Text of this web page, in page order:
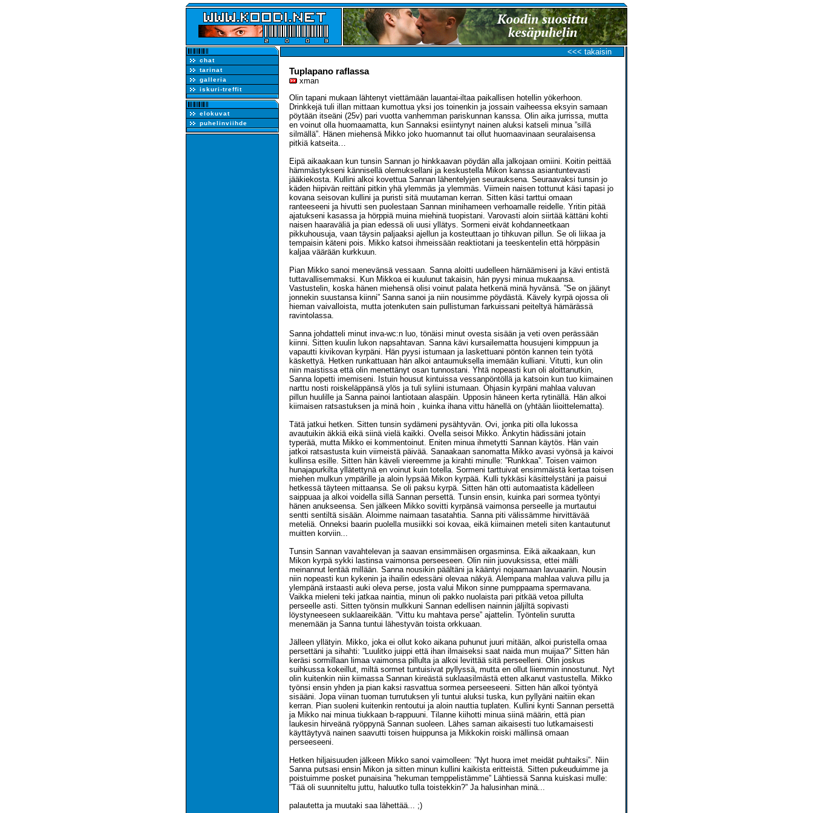
chat
tarinat
galleria
iskuri-treffit
elokuvat
puhelinviihde
<<< takaisin
Tuplapano raflassa
xman
Olin tapani mukaan lähtenyt viettämään lauantai-iltaa paikallisen hotellin yökerhoon.
Drinkkejä tuli illan mittaan kumottua yksi jos toinenkin ja jossain vaiheessa eksyin samaan
pöytään itseäni (25v) pari vuotta vanhemman pariskunnan kanssa. Olin aika jurrissa, mutta
en voinut olla huomaamatta, kun Sannaksi esiintynyt nainen aluksi katseli minua ”sillä
silmällä”. Hänen miehensä Mikko joko huomannut tai ollut huomaavinaan seuralaisensa
pitkiä katseita…
Eipä aikaakaan kun tunsin Sannan jo hinkkaavan pöydän alla jalkojaan omiini. Koitin peittää
hämmästykseni kännisellä olemuksellani ja keskustella Mikon kanssa asiantuntevasti
jääkiekosta. Kullini alkoi kovettua Sannan lähentelyjen seurauksena. Seuraavaksi tunsin jo
käden hiipivän reittäni pitkin yhä ylemmäs ja ylemmäs. Viimein naisen tottunut käsi tapasi jo
kovana seisovan kullini ja puristi sitä muutaman kerran. Sitten käsi tarttui omaan
ranteeseeni ja hivutti sen puolestaan Sannan minihameen verhoamalle reidelle. Yritin pitää
ajatukseni kasassa ja hörppiä muina miehinä tuopistani. Varovasti aloin siirtää kättäni kohti
naisen haaraväliä ja pian edessä oli uusi yllätys. Sormeni eivät kohdanneetkaan
pikkuhousuja, vaan täysin paljaaksi ajellun ja kosteuttaan jo tihkuvan pillun. Se oli liikaa ja
tempaisin käteni pois. Mikko katsoi ihmeissään reaktiotani ja teeskentelin että hörppäsin
kaljaa väärään kurkkuun.
Pian Mikko sanoi menevänsä vessaan. Sanna aloitti uudelleen härnäämiseni ja kävi entistä
tuttavallisemmaksi. Kun Mikkoa ei kuulunut takaisin, hän pyysi minua mukaansa.
Vastustelin, koska hänen miehensä olisi voinut palata hetkenä minä hyvänsä. ”Se on jäänyt
jonnekin suustansa kiinni” Sanna sanoi ja niin nousimme pöydästä. Kävely kyrpä ojossa oli
hieman vaivalloista, mutta jotenkuten sain pullistuman farkuissani peiteltyä hämärässä
ravintolassa.
Sanna johdatteli minut inva-wc:n luo, tönäisi minut ovesta sisään ja veti oven perässään
kiinni. Sitten kuulin lukon napsahtavan. Sanna kävi kursailematta housujeni kimppuun ja
vapautti kivikovan kyrpäni. Hän pyysi istumaan ja laskettuani pöntön kannen tein työtä
käskettyä. Hetken runkattuaan hän alkoi antaumuksella imemään kulliani. Vitutti, kun olin
niin maistissa että olin menettänyt osan tunnostani. Yhtä nopeasti kun oli aloittanutkin,
Sanna lopetti imemiseni. Istuin housut kintuissa vessanpöntöllä ja katsoin kun tuo kiimainen
narttu nosti roiskeläppänsä ylös ja tuli syliini istumaan. Ohjasin kyrpäni mahlaa valuvan
pillun huulille ja Sanna painoi lantiotaan alaspäin. Upposin häneen kerta rytinällä. Hän alkoi
kiimaisen ratsastuksen ja minä hoin , kuinka ihana vittu hänellä on (yhtään liioittelematta).
Tätä jatkui hetken. Sitten tunsin sydämeni pysähtyvän. Ovi, jonka piti olla lukossa
avautuikin äkkiä eikä siinä vielä kaikki. Ovella seisoi Mikko. Änkytin hädissäni jotain
typerää, mutta Mikko ei kommentoinut. Eniten minua ihmetytti Sannan käytös. Hän vain
jatkoi ratsastusta kuin viimeistä päivää. Sanaakaan sanomatta Mikko avasi vyönsä ja kaivoi
kullinsa esille. Sitten hän käveli viereemme ja kirahti minulle: ”Runkkaa”. Toisen vaimon
hunajapurkilta yllätettynä en voinut kuin totella. Sormeni tarttuivat ensimmäistä kertaa toisen
miehen mulkun ympärille ja aloin lypsää Mikon kyrpää. Kulli tykkäsi käsittelystäni ja paisui
hetkessä täyteen mittaansa. Se oli paksu kyrpä. Sitten hän otti automaatista kädelleen
saippuaa ja alkoi voidella sillä Sannan persettä. Tunsin ensin, kuinka pari sormea työntyi
hänen anukseensa. Sen jälkeen Mikko sovitti kyrpänsä vaimonsa perseelle ja murtautui
sentti sentiltä sisään. Aloimme naimaan tasatahtia. Sanna piti välissämme hirvittävää
meteliä. Onneksi baarin puolella musiikki soi kovaa, eikä kiimainen meteli siten kantautunut
muitten korviin...
Tunsin Sannan vavahtelevan ja saavan ensimmäisen orgasminsa. Eikä aikaakaan, kun
Mikon kyrpä sykki lastinsa vaimonsa perseeseen. Olin niin juovuksissa, ettei mälli
meinannut lentää millään. Sanna nousikin päältäni ja kääntyi nojaamaan lavuaariin. Nousin
niin nopeasti kun kykenin ja ihailin edessäni olevaa näkyä. Alempana mahlaa valuva pillu ja
ylempänä irstaasti auki oleva perse, josta valui Mikon sinne pumppaama spermavana.
Vaikka mieleni teki jatkaa naintia, minun oli pakko nuolaista pari pitkää vetoa pillulta
perseelle asti. Sitten työnsin mulkkuni Sannan edellisen nainnin jäljiltä sopivasti
löystyneeseen suklaareikään. ”Vittu ku mahtava perse” ajattelin. Työntelin surutta
menemään ja Sanna tuntui lähestyvän toista orkkuaan.
Jälleen yllätyin. Mikko, joka ei ollut koko aikana puhunut juuri mitään, alkoi puristella omaa
persettäni ja sihahti: ”Luulitko juippi että ihan ilmaiseksi saat naida mun muijaa?” Sitten hän
keräsi sormillaan limaa vaimonsa pillulta ja alkoi levittää sitä perseelleni. Olin joskus
suihkussa kokeillut, miltä sormet tuntuisivat pyllyssä, mutta en ollut liiemmin innostunut. Nyt
olin kuitenkin niin kiimassa Sannan kireästä suklaasilmästä etten alkanut vastustella. Mikko
työnsi ensin yhden ja pian kaksi rasvattua sormea perseeseeni. Sitten hän alkoi työntyä
sisääni. Jopa viinan tuoman turrutuksen yli tuntui aluksi tuska, kun pyllyäni naitiin ekan
kerran. Pian suoleni kuitenkin rentoutui ja aloin nauttia tuplaten. Kullini kynti Sannan persettä
ja Mikko nai minua tiukkaan b-rappuuni. Tilanne kiihotti minua siinä määrin, että pian
laukesin hirveänä ryöppynä Sannan suoleen. Lähes saman aikaisesti tuo lutkamaisesti
käyttäytyvä nainen saavutti toisen huippunsa ja Mikkokin roiski mällinsä omaan
perseeseeni.
Hetken hiljaisuuden jälkeen Mikko sanoi vaimolleen: ”Nyt huora imet meidät puhtaiksi”. Niin
Sanna putsasi ensin Mikon ja sitten minun kullini kaikista eritteistä. Sitten pukeuduimme ja
poistuimme posket punaisina ”hekuman temppelistämme” Lähtiessä Sanna kuiskasi mulle:
”Tää oli suunniteltu juttu, haluutko tulla toistekkin?” Ja halusinhan minä...
palautetta ja muutaki saa lähettää... ;)